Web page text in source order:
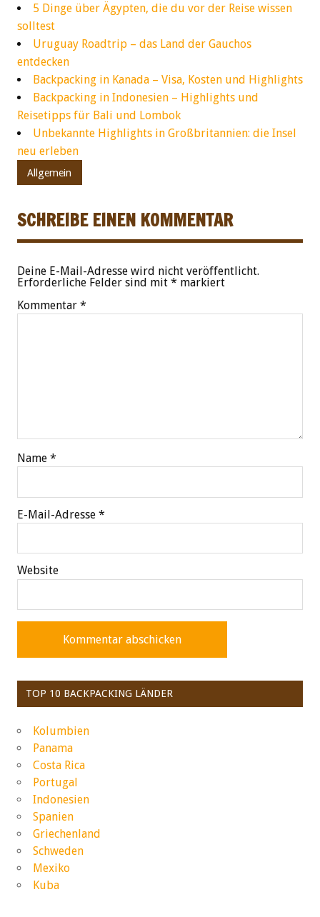
5 Dinge über Ägypten, die du vor der Reise wissen
solltest
Uruguay Roadtrip – das Land der Gauchos
entdecken
Backpacking in Kanada – Visa, Kosten und Highlights
Backpacking in Indonesien – Highlights und
Reisetipps für Bali und Lombok
Unbekannte Highlights in Großbritannien: die Insel
neu erleben
Allgemein
SCHREIBE EINEN KOMMENTAR
Deine E-Mail-Adresse wird nicht veröffentlicht.
Erforderliche Felder sind mit * markiert
Kommentar *
Name *
E-Mail-Adresse *
Website
TOP 10 BACKPACKING LÄNDER
Kolumbien
Panama
Costa Rica
Portugal
Indonesien
Spanien
Griechenland
Schweden
Mexiko
Kuba